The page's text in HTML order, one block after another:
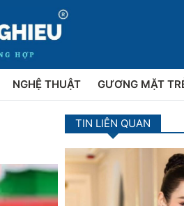
NGHỆ THUẬT GƯƠNG MẶT
TIN LIÊN QUAN